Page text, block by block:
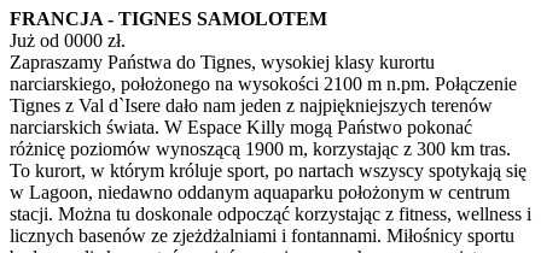
FRANCJA - TIGNES SAMOLOTEM
Już od 0000 zł.
Zapraszamy Państwa do Tignes, wysokiej klasy kurortu
narciarskiego, położonego na wysokości 2100 m n.pm. Połączenie
Tignes z Val d`Isere dało nam jeden z najpiękniejszych terenów
narciarskich świata. W Espace Killy mogą Państwo pokonać
różnicę poziomów wynoszącą 1900 m, korzystając z 300 km tras.
To kurort, w którym króluje sport, po nartach wszyscy spotykają się
w Lagoon, niedawno oddanym aquaparku położonym w centrum
stacji. Można tu doskonale odpocząć korzystając z fitness, wellness i
licznych basenów ze zjeżdżalniami i fontannami. Miłośnicy sportu